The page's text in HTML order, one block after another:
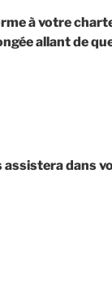
à votre
allant de
assistera dans